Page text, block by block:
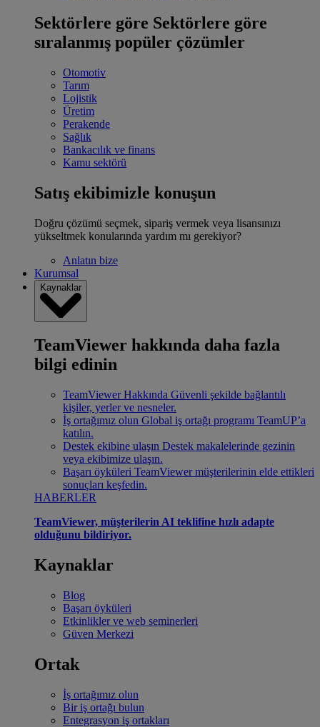
Sektörlere göre Sektörlere göre
sıralanmış popüler çözümler
Otomotiv
Tarım
Lojistik
Üretim
Perakende
Sağlık
Bankacılık ve finans
Kamu sektörü
Satış ekibimizle konuşun
Doğru çözümü seçmek, sipariş vermek veya lisansınızı
yükseltmek konularında yardım mı gerekiyor?
Anlatın bize
Kurumsal
Kaynaklar
TeamViewer hakkında daha fazla
bilgi edinin
TeamViewer Hakkında Güvenli şekilde bağlantılı
kişiler, yerler ve nesneler.
İş ortağımız olun Global iş ortağı programı TeamUP’a
katılın.
Destek ekibine ulaşın Destek makalelerinde gezinin
veya ekibimize ulaşın.
Başarı öyküleri TeamViewer müşterilerinin elde ettikleri
sonuçları keşfedin.
HABERLER
TeamViewer, müşterilerin AI teklifine hızlı adapte
olduğunu bildiriyor.
Kaynaklar
Blog
Başarı öyküleri
Etkinlikler ve web seminerleri
Güven Merkezi
Ortak
İş ortağımız olun
Bir iş ortağı bulun
Entegrasyon iş ortakları